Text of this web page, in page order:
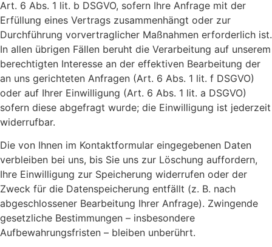
Art. 6 Abs. 1 lit. b DSGVO, sofern Ihre Anfrage mit der
Erfüllung eines Vertrags zusammenhängt oder zur
Durchführung vorvertraglicher Maßnahmen erforderlich ist.
In allen übrigen Fällen beruht die Verarbeitung auf unserem
berechtigten Interesse an der effektiven Bearbeitung der
an uns gerichteten Anfragen (Art. 6 Abs. 1 lit. f DSGVO)
oder auf Ihrer Einwilligung (Art. 6 Abs. 1 lit. a DSGVO)
sofern diese abgefragt wurde; die Einwilligung ist jederzeit
widerrufbar.
Die von Ihnen im Kontaktformular eingegebenen Daten
verbleiben bei uns, bis Sie uns zur Löschung auffordern,
Ihre Einwilligung zur Speicherung widerrufen oder der
Zweck für die Datenspeicherung entfällt (z. B. nach
abgeschlossener Bearbeitung Ihrer Anfrage). Zwingende
gesetzliche Bestimmungen – insbesondere
Aufbewahrungsfristen – bleiben unberührt.